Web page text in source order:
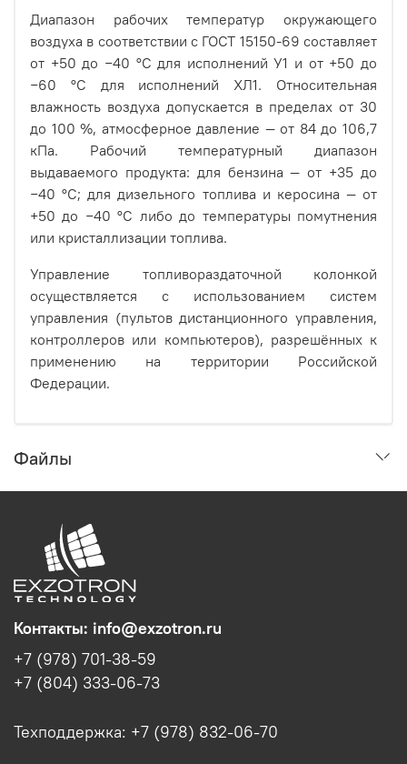
Диапазон рабочих температур окружающего
воздуха в соответствии с ГОСТ 15150-69 составляет
от +50 до −40 °С для исполнений У1 и от +50 до
−60 °С для исполнений ХЛ1. Относительная
влажность воздуха допускается в пределах от 30
до 100 %, атмосферное давление — от 84 до 106,7
кПа. Рабочий температурный диапазон
выдаваемого продукта: для бензина — от +35 до
−40 °С; для дизельного топлива и керосина — от
+50 до −40 °С либо до температуры помутнения
или кристаллизации топлива.
Управление топливораздаточной колонкой
осуществляется с использованием систем
управления (пультов дистанционного управления,
контроллеров или компьютеров), разрешённых к
применению на территории Российской
Федерации.
Файлы
Контакты: info@exzotron.ru
+7 (978) 701-38-59
+7 (804) 333-06-73
Техподдержка: +7 (978) 832-06-70